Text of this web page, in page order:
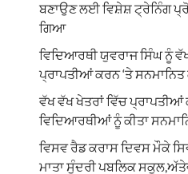
ਬਣਾਉਣ ਲਈ ਵਿਸ਼ੇਸ਼ ਟ੍ਰੇਨਿੰਗ
ਗਿਆ
ਵਿਦਿਆਰਥੀ ਯੁਵਰਾਜ ਸਿੰਘ ਨੂੰ
ਪ੍ਰਾਪਤੀਆਂ ਕਰਨ ‘ਤੇ ਸਨਮਾਨਿਤ
ਵੱਖ ਵੱਖ ਖੇਤਰਾਂ ਵਿੱਚ ਪ੍ਰਾਪਤੀਆਂ
ਵਿਦਿਆਰਥੀਆਂ ਨੂੰ ਕੀਤਾ
ਵਿਸਵ ਰੈਡ ਕਰਾਸ ਦਿਵਸ ਮੌਕੇ
ਮਾਤਾ ਸੁੰਦਰੀ ਪਬਲਿਕ